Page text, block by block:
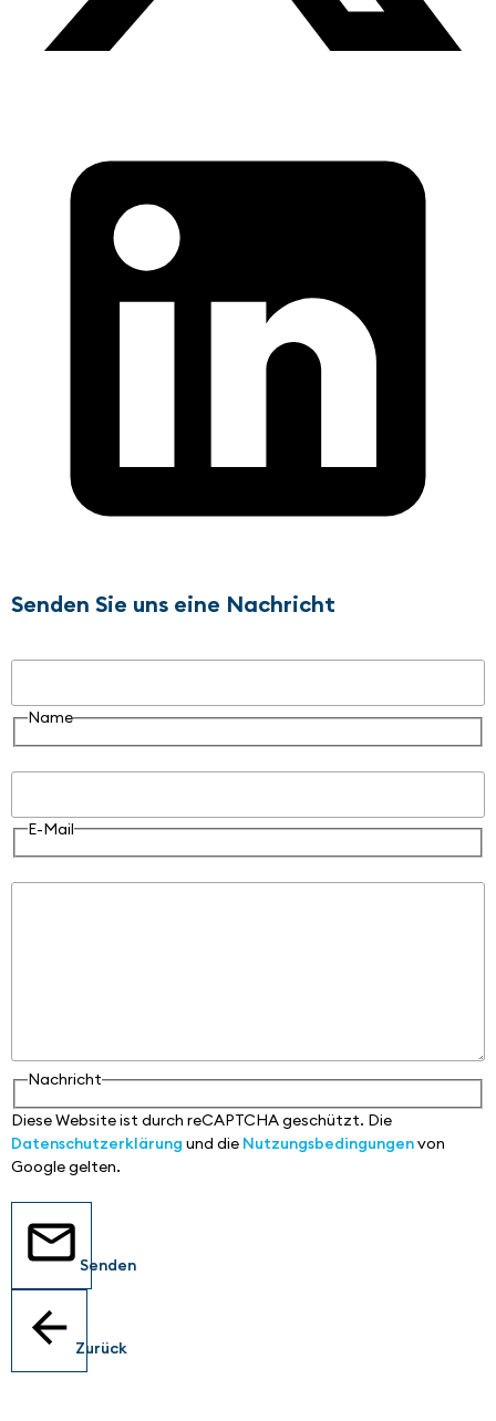
Senden Sie uns eine Nachricht
Name
E-Mail
Nachricht
Diese Website ist durch reCAPTCHA geschützt. Die
Datenschutzerklärung und die Nutzungsbedingungenvon
Google gelten.
Senden
Zurück